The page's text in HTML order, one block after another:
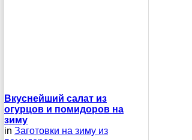
Вкуснейший салат из
огурцов и помидоров на
зиму
in Заготовки на зиму из